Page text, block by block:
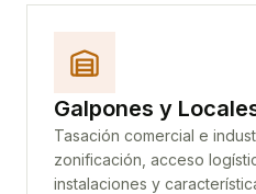
Galpones y
Tasación comercial e
zonificación, acceso
instalaciones y